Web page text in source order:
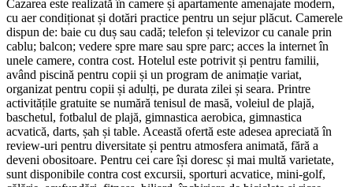
Cazarea este realizată în camere și apartamente amenajate modern,
cu aer condiționat și dotări practice pentru un sejur plăcut. Camerele
dispun de: baie cu duș sau cadă; telefon și televizor cu canale prin
cablu; balcon; vedere spre mare sau spre parc; acces la internet în
unele camere, contra cost. Hotelul este potrivit și pentru familii,
având piscină pentru copii și un program de animație variat,
organizat pentru copii și adulți, pe durata zilei și seara. Printre
activitățile gratuite se numără tenisul de masă, voleiul de plajă,
baschetul, fotbalul de plajă, gimnastica aerobica, gimnastica
acvatică, darts, șah și table. Această ofertă este adesea apreciată în
review-uri pentru diversitate și pentru atmosfera animată, fără a
deveni obositoare. Pentru cei care își doresc și mai multă varietate,
sunt disponibile contra cost excursii, sporturi acvatice, mini-golf,